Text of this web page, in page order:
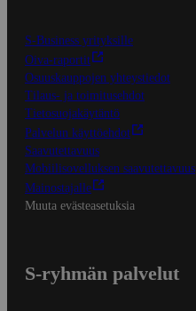
S-Business yrityksille
Oiva-raportit
Osuuskauppojen yhteystiedot
Tilaus- ja toimitusehdot
Tietosuojakäytäntö
Palvelun käyttöehdot
Saavutettavuus
Mobiilisovelluksen saavutettavuus
Mainostajalle
Muuta evästeasetuksia
S-ryhmän palvelut